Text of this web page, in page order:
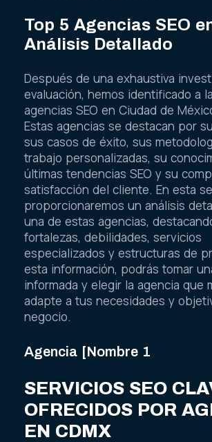
Top 5 Agencias SEO
Análisis Detallado
Después de una exhaustiva
evaluación, hemos identificado a
agencias SEO en Ciudad de
Estas agencias se destacan por
sus casos de éxito, sus
trabajo personalizadas, su
últimas tendencias SEO y su
satisfacción del cliente. En esta
proporcionaremos un análisis
una de estas agencias,
fortalezas, debilidades, servicios
especializados y estructuras de
esta información, podrás tomar
informada y elegir la agencia que
adapte a tus necesidades y
negocio.
Agencia [Nombre 1
SERVICIOS SEO
OFRECIDOS POR
EN CDMX